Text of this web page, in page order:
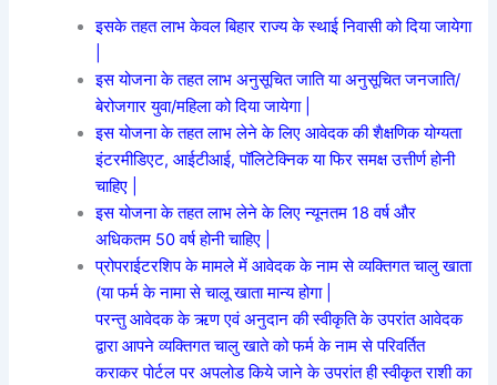
इसके तहत लाभ केवल बिहार राज्य के स्थाई निवासी को दिया जायेगा
इस योजना के तहत लाभ अनुसूचित जाति या अनुसूचित जनजाति/
बेरोजगार युवा/महिला को दिया जायेगा |
इस योजना के तहत लाभ लेने के लिए आवेदक की शैक्षणिक योग्यता
इंटरमीडिएट, आईटीआई, पॉलिटेक्निक या फिर समक्ष उत्तीर्ण होनी
चाहिए |
इस योजना के तहत लाभ लेने के लिए न्यूनतम 18 वर्ष और
अधिकतम 50 वर्ष होनी चाहिए |
प्रोपराईटरशिप के मामले में आवेदक के नाम से व्यक्तिगत चालु खाता
(या फर्म के नामा से चालू खाता मान्य होगा |
परन्तु आवेदक के ऋण एवं अनुदान की स्वीकृति के उपरांत आवेदक
द्वारा आपने व्यक्तिगत चालु खाते को फर्म के नाम से परिवर्तित
कराकर पोर्टल पर अपलोड किये जाने के उपरांत ही स्वीकृत राशी का